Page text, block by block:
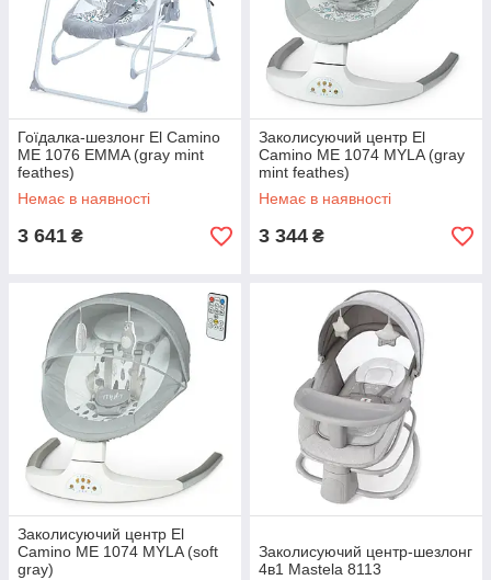
Гоїдалка-шезлонг El Camino
ME 1076 EMMA (gray mint
feathes)
Немає в наявності
3 641 ₴
Заколисуючий центр El
Camino ME 1074 MYLA (gray
mint feathes)
Немає в наявності
3 344 ₴
Заколисуючий центр El
Camino ME 1074 MYLA (soft
gray)
Заколисуючий центр-шезлонг
4в1 Mastela 8113